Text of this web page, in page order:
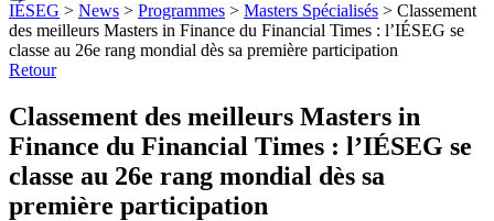
IÉSEG > News > Programmes > Masters Spécialisés > Classement
des meilleurs Masters in Finance du Financial Times : l’IÉSEG se
classe au 26e rang mondial dès sa première participation
Retour
Classement des meilleurs Masters in
Finance du Financial Times : l’IÉSEG se
classe au 26e rang mondial dès sa
première participation